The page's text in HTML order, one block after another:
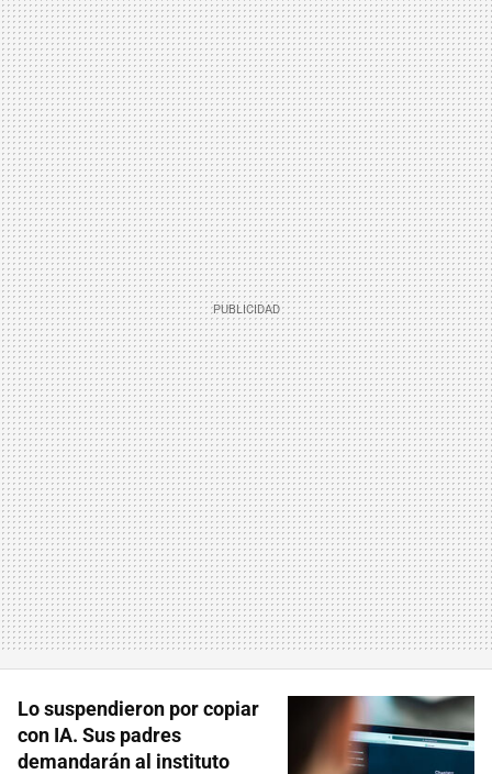
Lo suspendieron por copiar
con IA. Sus padres
demandarán al instituto